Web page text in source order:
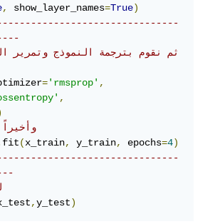
, show_layer_names=True)
='rmsprop',
,
#
.fit(x_train, y_train, epochs=4)
x_test,y_test)